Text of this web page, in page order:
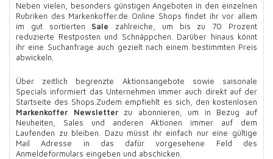
Neben vielen, besonders günstigen Angeboten in den einzelnen
Rubriken des Markenkoffer.de Online Shops findet ihr vor allem
im gut sortierten Sale zahlreiche, um bis zu 70 Prozent
reduzierte Restposten und Schnäppchen. Darüber hinaus könnt
ihr eine Suchanfrage auch gezielt nach einem bestimmten Preis
abwickeln.
Über zeitlich begrenzte Aktionsangebote sowie saisonale
Specials informiert das Unternehmen immer auch direkt auf der
Startseite des Shops.Zudem empfiehlt es sich, den kostenlosen
Markenkoffer Newsletterzu abonnieren, um in Bezug auf
Neuheiten, Sales und anderen Aktionen immer auf dem
Laufenden zu bleiben. Dazu müsst ihr einfach nur eine gültige
Mail Adresse in das dafür vorgesehene Feld des
Anmeldeformulars eingeben und abschicken.